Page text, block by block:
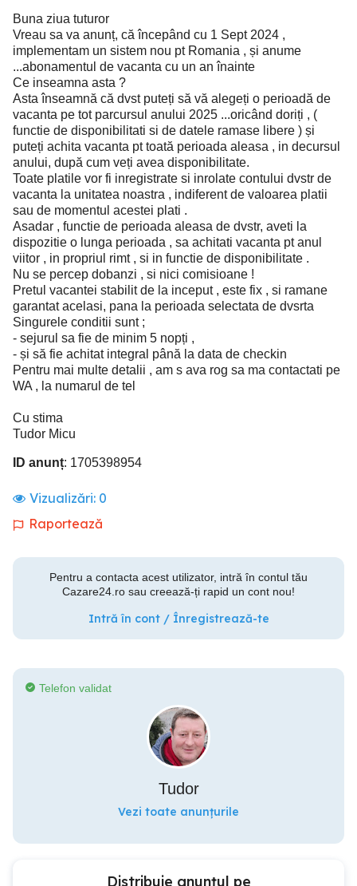
Buna ziua tuturor
Vreau sa va anunț, că începând cu 1 Sept 2024 ,
implementam un sistem nou pt Romania , și anume
...abonamentul de vacanta cu un an înainte
Ce inseamna asta ?
Asta înseamnă că dvst puteți să vă alegeți o perioadă de
vacanta pe tot parcursul anului 2025 ...oricând doriți , (
functie de disponibilitati si de datele ramase libere ) și
puteți achita vacanta pt toată perioada aleasa , in decursul
anului, după cum veți avea disponibilitate.
Toate platile vor fi inregistrate si inrolate contului dvstr de
vacanta la unitatea noastra , indiferent de valoarea platii
sau de momentul acestei plati .
Asadar , functie de perioada aleasa de dvstr, aveti la
dispozitie o lunga perioada , sa achitati vacanta pt anul
viitor , in propriul rimt , si in functie de disponibilitate .
Nu se percep dobanzi , si nici comisioane !
Pretul vacantei stabilit de la inceput , este fix , si ramane
garantat acelasi, pana la perioada selectata de dvsrta
Singurele conditii sunt ;
- sejurul sa fie de minim 5 nopți ,
- și să fie achitat integral până la data de checkin
Pentru mai multe detalii , am s ava rog sa ma contactati pe
WA , la numarul de tel
Cu stima
Tudor Micu
ID anunț: 1705398954
Vizualizări: 0
Raportează
Pentru a contacta acest utilizator, intră în contul tău
Cazare24.ro sau creează-ți rapid un cont nou!
Intră în cont / Înregistrează-te
Telefon validat
Tudor
Vezi toate anunțurile
Distribuie anunțul pe